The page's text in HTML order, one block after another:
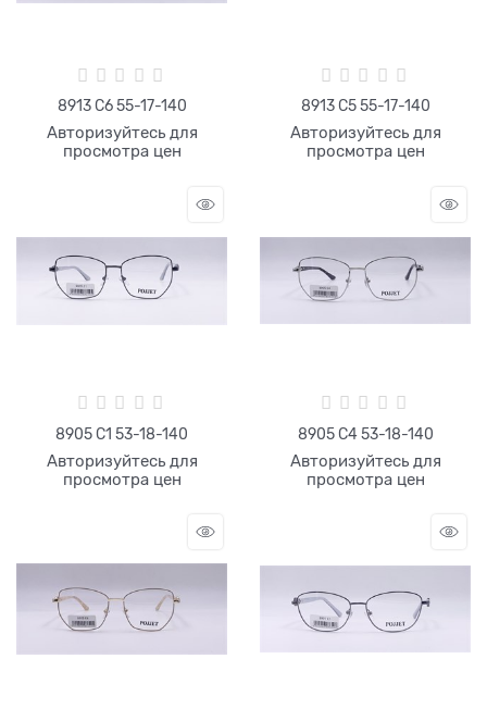
8913 С6 55-17-140
Авторизуйтесь для
просмотра цен
8913 С5 55-17-140
Авторизуйтесь для
просмотра цен
8905 С1 53-18-140
Авторизуйтесь для
просмотра цен
8905 С4 53-18-140
Авторизуйтесь для
просмотра цен